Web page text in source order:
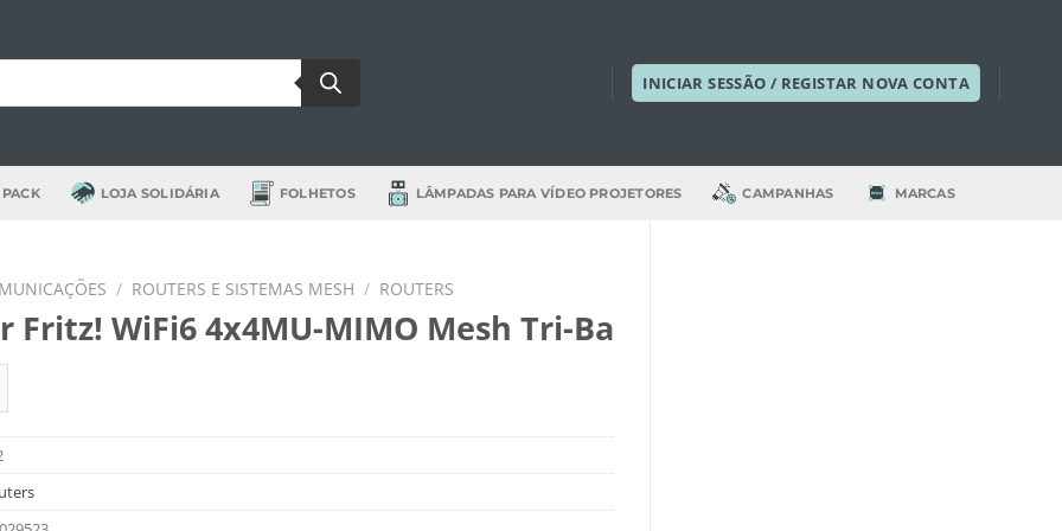
INICIAR SESSÃO / REGISTAR NOVA CONTA
LOJA SOLIDÁRIA FOLHETOS LÂMPADAS PARA VÍDEO PROJETORES CAMPANHAS MARCAS
/ ROUTERS E SISTEMAS MESH / ROUTERS
Fritz! WiFi6 4x4MU-MIMO Mesh Tri-Ba
de Router Fritz! WiFi6 4x4MU-MIMO Mesh Tri-Ba